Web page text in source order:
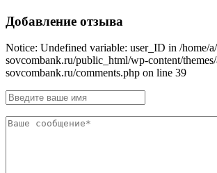
Добавление отзыва
Notice: Undefined variable: user_ID in /home/
sovcombank.ru/public_html/wp-content/themes/
sovcombank.ru/comments.php on line 39